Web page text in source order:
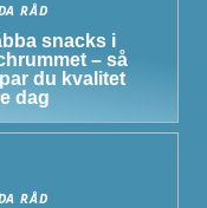
RÅD
snacks i
– så
du kvalitet
dag
RÅD